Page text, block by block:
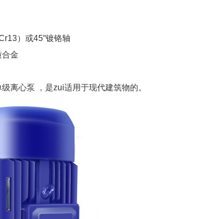
）或45"镀铬轴
合金
级离心泵 ，是zui适用于现代建筑物的。